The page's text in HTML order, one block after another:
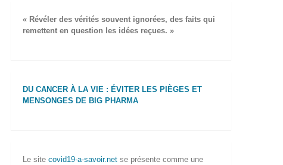
« Révéler des vérités souvent ignorées, des faits qui
remettent en question les idées reçues. »
DU CANCER À LA VIE : ÉVITER LES PIÈGES ET
MENSONGES DE BIG PHARMA
Le site covid19-a-savoir.netse présente comme une